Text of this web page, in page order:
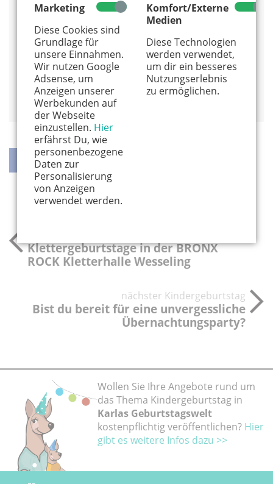
Marketing
Diese Cookies sind
Grundlage für
unsere Einnahmen.
Wir nutzen Google
Adsense, um
Anzeigen unserer
Werbekunden auf
der Webseite
einzustellen. Hier
erfährst Du, wie
personenbezogene
Daten zur
Personalisierung
von Anzeigen
verwendet werden.
Komfort/Externe
Medien
Diese Technologien
werden verwendet,
um dir ein besseres
Nutzungserlebnis
zu ermöglichen.
Ich komme zu Ihnen nach Hause.
0221 - 29 82 94 83
Alles von diesem Anbieter anzeigen
Info und Anmeldung
Auf Google Maps anzeigen
teilen twittern
weiterleiten
Klettergeburtstage in der BRONX
ROCK Kletterhalle Wesseling
nächster Kindergeburtstag
Bist du bereit für eine unvergessliche
Übernachtungsparty?
Wollen Sie Ihre Angebote rund um
das Thema Kindergeburtstag in
Karlas Geburtstagswelt
kostenpflichtig veröffentlichen? Hier
gibt es weitere Infos dazu >>